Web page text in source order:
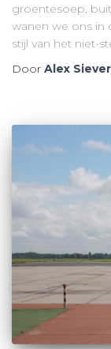
groentesoep,
wanen we ons in
stijl van het niet-
Door Alex